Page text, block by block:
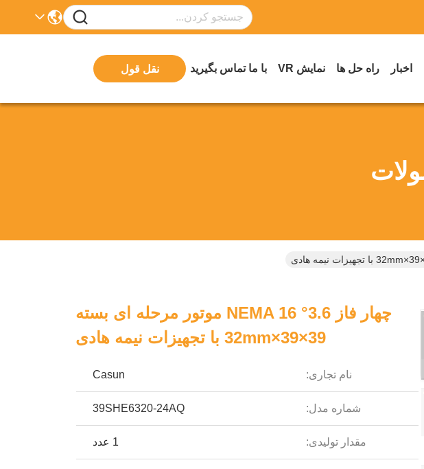
اخبار راه حل ها نمایش VR با ما تماس بگیرید نقل قول
چهار فاز 3.6° NEMA 16 موتور مرحله ای بسته
39×39×32mm با تجهیزات نیمه هادی
نام تجاری: Casun
شماره مدل: 39SHE6320-24AQ
مقدار تولیدی: 1 عدد